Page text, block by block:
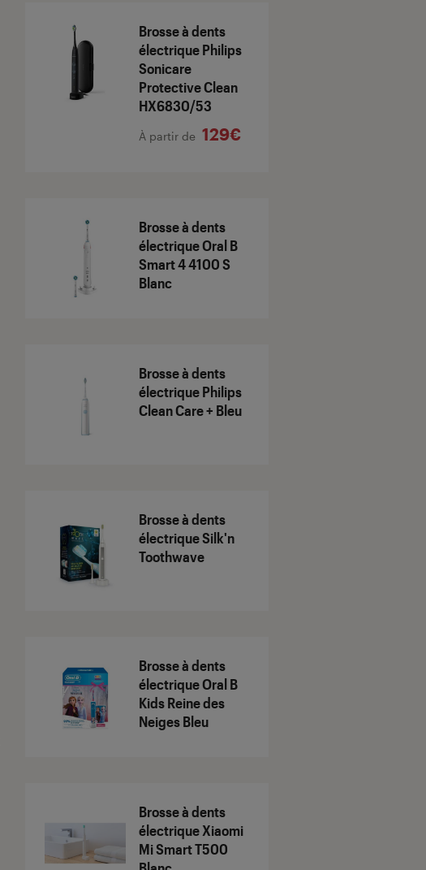
Brosse à dents
électrique Philips
Sonicare
Protective Clean
HX6830/53
À partir de 129€
Brosse à dents
électrique Oral B
Smart 4 4100 S
Blanc
Brosse à dents
électrique Philips
Clean Care + Bleu
Brosse à dents
électrique Silk'n
Toothwave
Brosse à dents
électrique Oral B
Kids Reine des
Neiges Bleu
Brosse à dents
électrique Xiaomi
Mi Smart T500